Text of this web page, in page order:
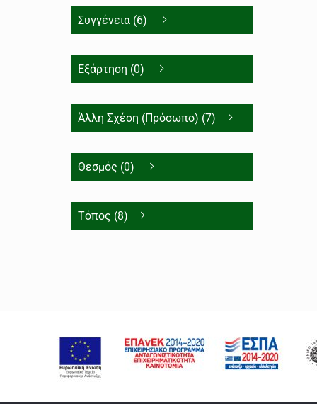
Συγγένεια (6)
Εξάρτηση (0)
Άλλη Σχέση (Πρόσωπο) (7)
Θεσμός (0)
Τόπος (8)